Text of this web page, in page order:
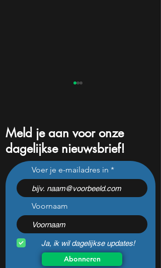
Dit ijzersterke aandeel kan
hard stijgen maar bijna
niemand kijkt
Meld je aan voor onze
dagelijkse nieuwsbrief!
Voer je e-mailadres in
Voornaam
Ja, ik wil dagelijkse updates!
Abonneren